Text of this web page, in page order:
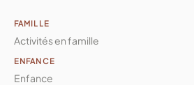
FAMILLE
Activités en famille
ENFANCE
Enfance